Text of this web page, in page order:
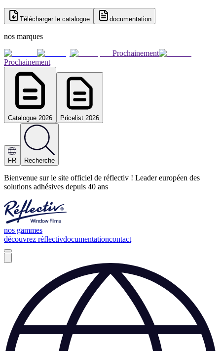
Télécharger le catalogue documentation
nos marques
Prochainement
Prochainement
Catalogue 2026 Pricelist 2026
FR Recherche
Bienvenue sur le site officiel de réflectiv ! Leader européen des
solutions adhésives depuis 40 ans
nos gammes
découvrez réflectivdocumentationcontact